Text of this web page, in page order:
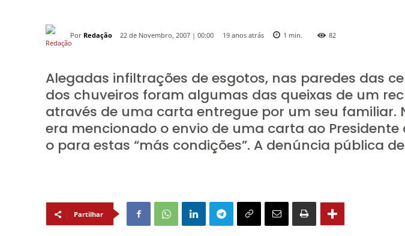
Por Redação 22 de Novembro, 2007 | 00:00 19 anos atrás 1 min. 82
Alegadas infiltrações de esgotos, nas paredes das
dos chuveiros foram algumas das queixas de um
através de uma carta entregue por um seu familiar.
era mencionado o envio de uma carta ao
o para estas “más condições”. A denúncia pública
Partilhar